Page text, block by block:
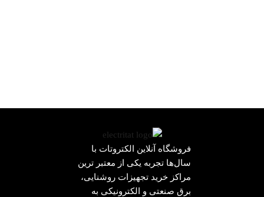
فروشگاه آنلاین الکتروتات با
سال‌ها تجربه یکی از معتبر ترین
مراکز خرید تجهیزات روشنایی،
برق صنعتی و الکترونیکی به